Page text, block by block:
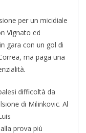
per un micidiale
Vignato ed
gara con un gol di
ma paga una
difficoltà da
di Milinkovic. Al
prova più